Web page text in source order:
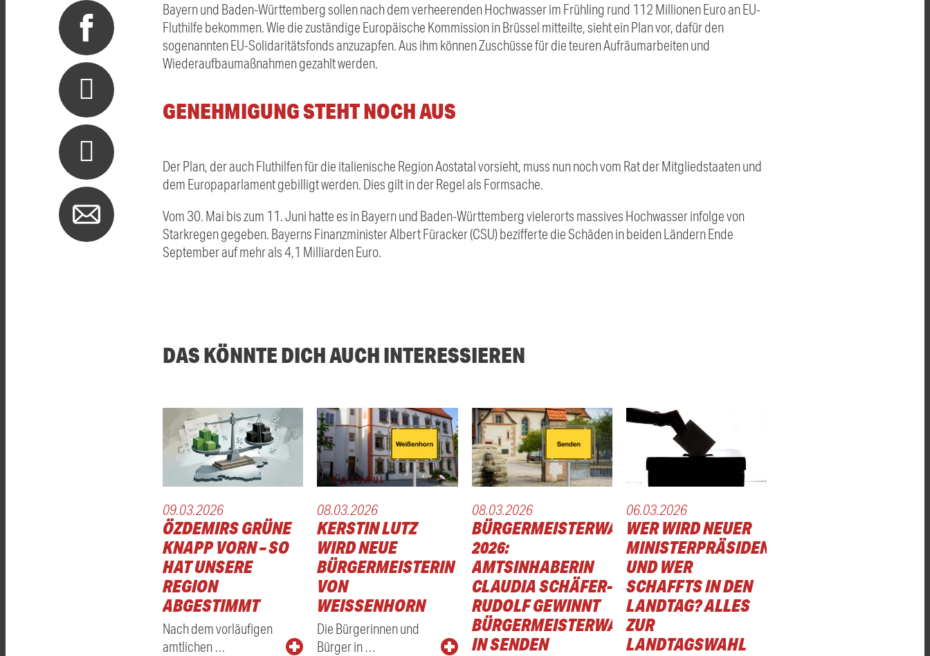
Bayern und Baden-Württemberg sollen nach dem verheerenden Hochwasser im Frühling rund 112 Millionen Euro an EU-
Fluthilfe bekommen. Wie die zuständige Europäische Kommission in Brüssel mitteilte, sieht ein Plan vor, dafür den
sogenannten EU-Solidaritätsfonds anzuzapfen. Aus ihm können Zuschüsse für die teuren Aufräumarbeiten und
Wiederaufbaumaßnahmen gezahlt werden.
GENEHMIGUNG STEHT NOCH AUS
Der Plan, der auch Fluthilfen für die italienische Region Aostatal vorsieht, muss nun noch vom Rat der Mitgliedstaaten und
dem Europaparlament gebilligt werden. Dies gilt in der Regel als Formsache.
Vom 30. Mai bis zum 11. Juni hatte es in Bayern und Baden-Württemberg vielerorts massives Hochwasser infolge von
Starkregen gegeben. Bayerns Finanzminister Albert Füracker (CSU) bezifferte die Schäden in beiden Ländern Ende
September auf mehr als 4,1 Milliarden Euro.
DAS KÖNNTE DICH AUCH INTERESSIEREN
09.03.2026
ÖZDEMIRS GRÜNE
KNAPP VORN – SO
HAT UNSERE
REGION
ABGESTIMMT
Nach dem vorläufigen
amtlichen …
08.03.2026
KERSTIN LUTZ
WIRD NEUE
BÜRGERMEISTERIN
VON
WEISSENHORN
Die Bürgerinnen und
Bürger in …
08.03.2026
BÜRGERMEISTERWAHL
2026:
AMTSINHABERIN
CLAUDIA SCHÄFER-
RUDOLF GEWINNT
BÜRGERMEISTERWAHL
IN SENDEN
06.03.2026
WER WIRD NEUER
MINISTERPRÄSIDENT
UND WER
SCHAFFTS IN DEN
LANDTAG? ALLES
ZUR
LANDTAGSWAHL